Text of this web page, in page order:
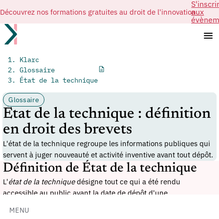
Découvrez nos formations gratuites au droit de l'innovationaux
MENU
Klarc
Glossaire
État de la technique
Glossaire
État de la technique : définition
en droit des brevets
L'état de la technique regroupe les informations publiques qui
servent à juger nouveauté et activité inventive avant tout dépôt.
Définition de État de la technique
L'état de la techniquedésigne tout ce qui a été rendu
accessible au public avant la date de dépôt d'une
autre moyen. Il sert de base pour apprécier la